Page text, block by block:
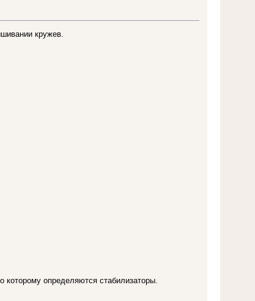
кружев.
которому определяются стабилизаторы.